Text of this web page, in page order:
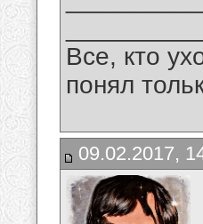
Все, кто
понял
09.02.2017,